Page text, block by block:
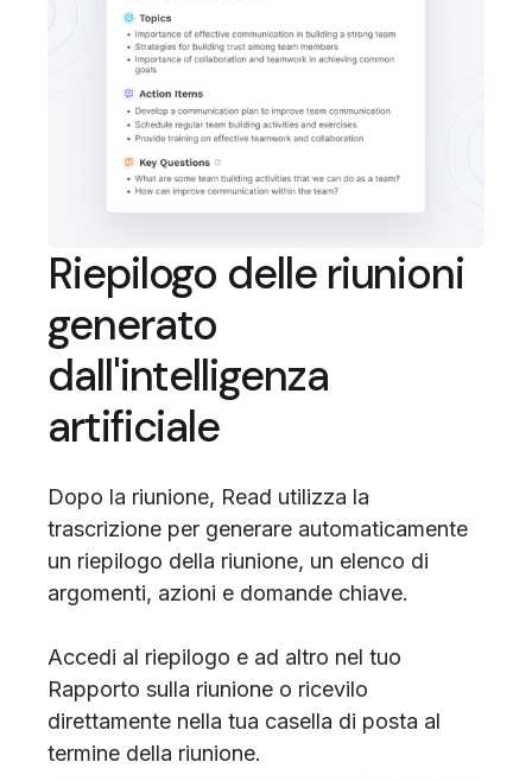
Riepilogo delle riunioni
generato
dall'intelligenza
artificiale
Dopo la riunione, Read utilizza la
trascrizione per generare automaticamente
un riepilogo della riunione, un elenco di
argomenti, azioni e domande chiave.
Accedi al riepilogo e ad altro nel tuo
Rapporto sulla riunione o ricevilo
direttamente nella tua casella di posta al
termine della riunione.